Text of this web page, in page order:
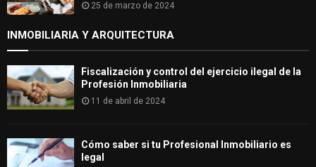
25 de marzo de 2024
INMOBILIARIA Y ARQUITECTURA
Fiscalización y control del ejercicio ilegal de la
Profesión Inmobiliaria
11 de abril de 2024
Cómo saber si tu Profesional Inmobiliario es
legal